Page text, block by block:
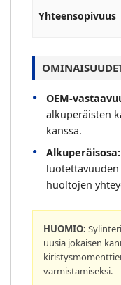
Yhteensopivuus
OEM-
alkuperäisten
kanssa.
Alkuperäisosa:
huoltojen
HUOMIO:
uusia jokaisen
varmistamiseksi.